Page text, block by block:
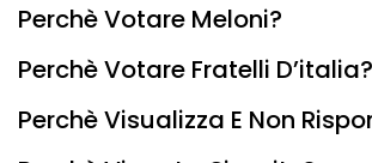
Perchè Votare Meloni?
Perchè Votare Fratelli D’italia?
Perchè Visualizza E Non